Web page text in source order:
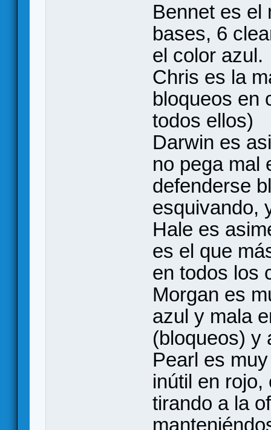
Bennet es el
bases, 6
el color azul.
Chris es la
bloqueos en
todos ellos)
Darwin es
no pega mal
defenderse
esquivando,
Hale es
es el que
en todos los
Morgan es
azul y mala
(bloqueos) y
Pearl es
inútil en
tirando a la